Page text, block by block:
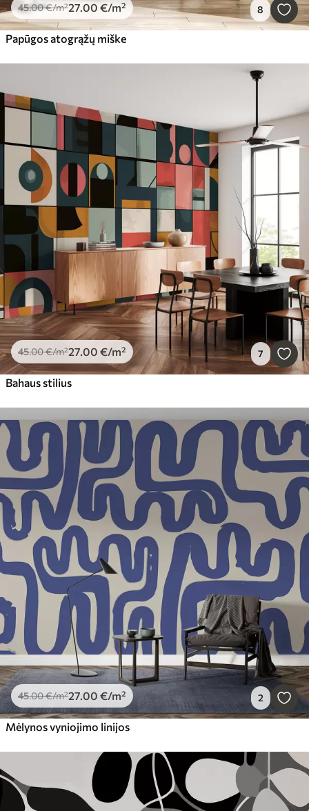
45.00€/m²27.00 €/m² 8
Papūgos atogrąžų miške
45.00€/m²27.00 €/m² 7
Bahaus stilius
45.00€/m²27.00 €/m² 2
Mėlynos vyniojimo linijos